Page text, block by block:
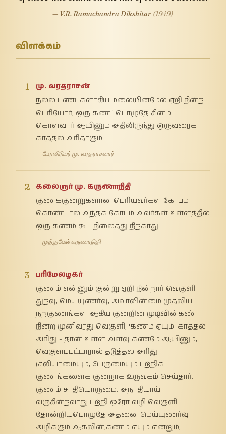
— V.R. Ramachandra Dikshitar (1949)
விளக்கம்
1
மு. வரதராசன்
நல்ல பண்புகளாகிய மலையின்மேல் ஏறி நின்ற
பெரியோர், ஒரு கணப்பொழுதே சினம்
கொள்வார் ஆயினும் அதிலிருந்து ஒருவரைக்
காத்தல் அரிதாகும்.
— பேராசிரியர் மு. வரதராசனார்
2
கலைஞர் மு. கருணாநிதி
குணக்குன்றுகளான பெரியவர்கள் கோபம்
கொண்டால் அந்தக் கோபம் அவர்கள் உள்ளத்தில்
ஒரு கணம் கூட நிலைத்து நிற்காது.
— முத்துவேல் கருணாநிதி
3
பரிமேலழகர்
குணம் என்னும் குன்று ஏறி நின்றார் வெகுளி -
துறவு, மெய்யுணர்வு, அவாவின்மை முதலிய
நற்குணங்கள் ஆகிய குன்றின் முடிவின்கண்
நின்ற முனிவரது வெகுளி; 'கணம் ஏயும்' காத்தல்
அரிது - தான் உள்ள அளவு கணமே ஆயினும்,
வெகுளப்பட்டாரால் தடுத்தல் அரிது.
(சலியாமையும், பெருமையும் பற்றிக்
குணங்களைக் குன்றாக உருவகம் செய்தார்.
குணம் சாதியொருமை. அநாதியாய்
வருகின்றவாறு பற்றி ஒரோ வழி வெகுளி
தோன்றியபொழுதே அதனை மெய்யுணர்வு
அழிக்கும் ஆகலின்,கணம் ஏயும் என்றும்,